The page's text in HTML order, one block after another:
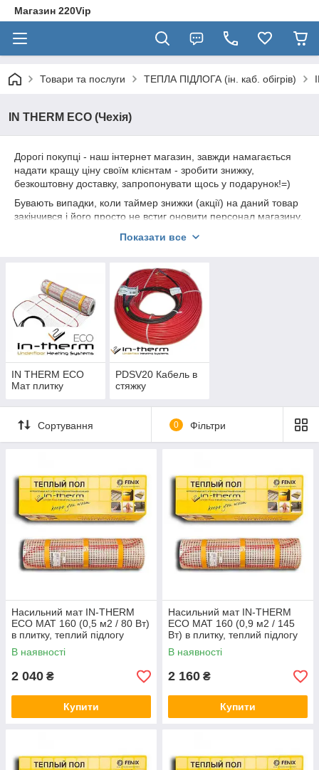
Магазин 220Vip
Товари та послуги ТЕПЛА ПІДЛОГА (ін. каб. обігрів)
IN THERM ECO (Чехія)
Дорогі покупці - наш інтернет магазин, завжди намагається
надати кращу ціну своїм клієнтам - зробити знижку,
безкоштовну доставку, запропонувати щось у подарунок!=)
Бувають випадки, коли таймер знижки (акції) на даний товар
закінчився і його просто не встиг оновити персонал магазину,
- дізнайтеся свою індивідуальну" ціну, або
ЗНИЖКУ=)
Показати все
IN THERM ECO
Мат плитку
PDSV20 Кабель в
стяжку
Сортування 0 Фільтри
Насильний мат IN-THERM
ECO MAT 160 (0,5 м2 / 80 Вт)
в плитку, теплий підлогу
електричний Ірм
В наявності
2 040 ₴
Купити
Насильний мат IN-THERM
ECO MAT 160 (0,9 м2 / 145
Вт) в плитку, теплий підлогу
електричний Ірм
В наявності
2 160 ₴
Купити